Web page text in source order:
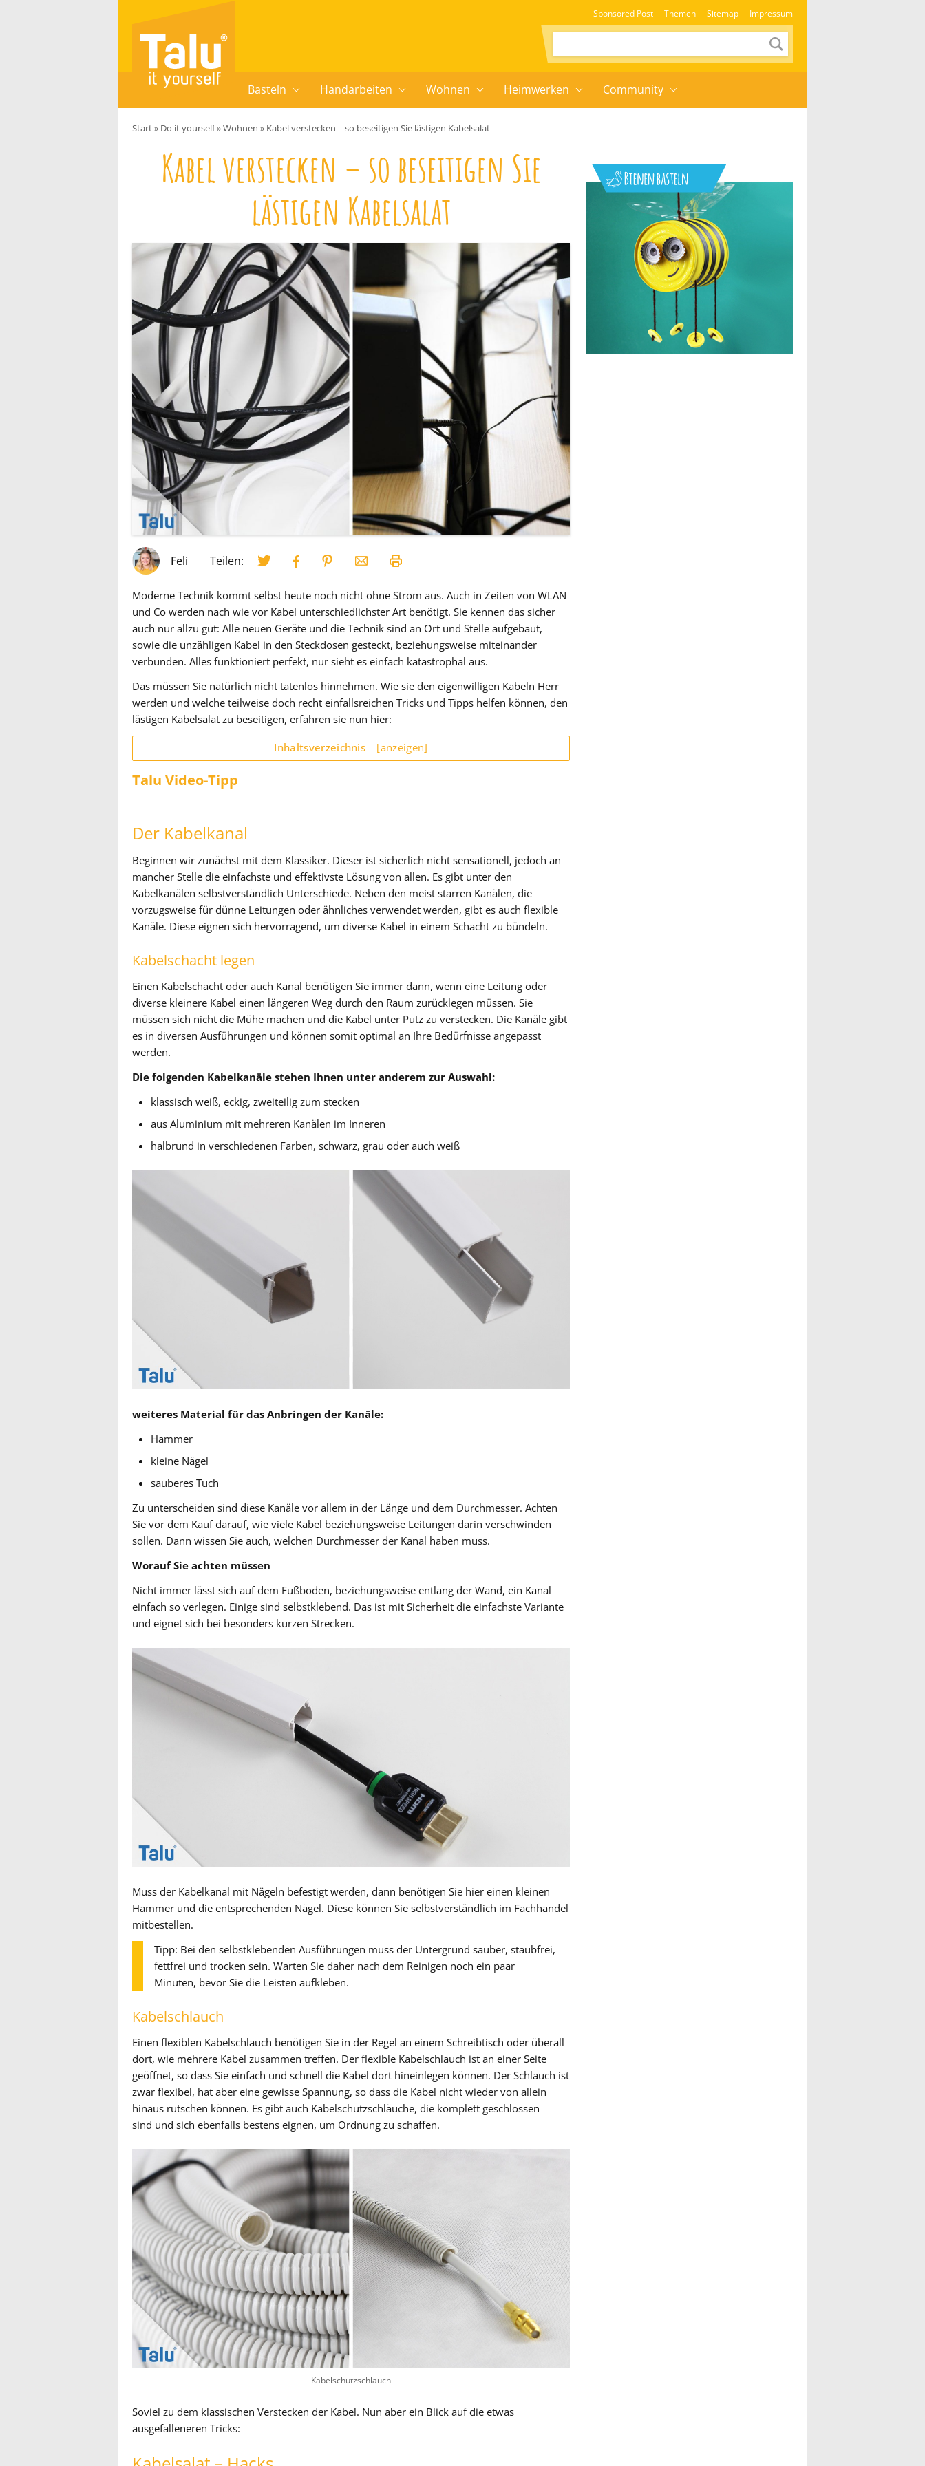
Sponsored Post Themen Sitemap Impressum
Basteln Handarbeiten Wohnen Heimwerken Community
Start» Do it yourself»Wohnen » Kabel verstecken – so beseitigen Sie lästigen Kabelsalat
Kabel verstecken – so beseitigen Sie
lästigen Kabelsalat
Feli Teilen:
Moderne Technik kommt selbst heute noch nicht ohne Strom aus. Auch in Zeiten von WLAN
und Co werden nach wie vor Kabel unterschiedlichster Art benötigt. Sie kennen das sicher
auch nur allzu gut: Alle neuen Geräte und die Technik sind an Ort und Stelle aufgebaut,
sowie die unzähligen Kabel in den Steckdosen gesteckt, beziehungsweise miteinander
verbunden. Alles funktioniert perfekt, nur sieht es einfach katastrophal aus.
Das müssen Sie natürlich nicht tatenlos hinnehmen. Wie sie den eigenwilligen Kabeln Herr
werden und welche teilweise doch recht einfallsreichen Tricks und Tipps helfen können, den
lästigen Kabelsalat zu beseitigen, erfahren sie nun hier:
Inhaltsverzeichnis [anzeigen]
Talu Video-Tipp
Der Kabelkanal
Beginnen wir zunächst mit dem Klassiker. Dieser ist sicherlich nicht sensationell, jedoch an
mancher Stelle die einfachste und effektivste Lösung von allen. Es gibt unter den
Kabelkanälen selbstverständlich Unterschiede. Neben den meist starren Kanälen, die
vorzugsweise für dünne Leitungen oder ähnliches verwendet werden, gibt es auch flexible
Kanäle. Diese eignen sich hervorragend, um diverse Kabel in einem Schacht zu bündeln.
Kabelschacht legen
Einen Kabelschacht oder auch Kanal benötigen Sie immer dann, wenn eine Leitung oder
diverse kleinere Kabel einen längeren Weg durch den Raum zurücklegen müssen. Sie
müssen sich nicht die Mühe machen und die Kabel unter Putz zu verstecken. Die Kanäle gibt
es in diversen Ausführungen und können somit optimal an Ihre Bedürfnisse angepasst
werden.
Die folgenden Kabelkanäle stehen Ihnen unter anderem zur Auswahl:
klassisch weiß, eckig, zweiteilig zum stecken
aus Aluminium mit mehreren Kanälen im Inneren
halbrund in verschiedenen Farben, schwarz, grau oder auch weiß
weiteres Material für das Anbringen der Kanäle:
Hammer
kleine Nägel
sauberes Tuch
Zu unterscheiden sind diese Kanäle vor allem in der Länge und dem Durchmesser. Achten
Sie vor dem Kauf darauf, wie viele Kabel beziehungsweise Leitungen darin verschwinden
sollen. Dann wissen Sie auch, welchen Durchmesser der Kanal haben muss.
Worauf Sie achten müssen
Nicht immer lässt sich auf dem Fußboden, beziehungsweise entlang der Wand, ein Kanal
einfach so verlegen. Einige sind selbstklebend. Das ist mit Sicherheit die einfachste Variante
und eignet sich bei besonders kurzen Strecken.
Muss der Kabelkanal mit Nägeln befestigt werden, dann benötigen Sie hier einen kleinen
Hammer und die entsprechenden Nägel. Diese können Sie selbstverständlich im Fachhandel
mitbestellen.
Tipp: Bei den selbstklebenden Ausführungen muss der Untergrund sauber, staubfrei,
fettfrei und trocken sein. Warten Sie daher nach dem Reinigen noch ein paar
Minuten, bevor Sie die Leisten aufkleben.
Kabelschlauch
Einen flexiblen Kabelschlauch benötigen Sie in der Regel an einem Schreibtisch oder überall
dort, wie mehrere Kabel zusammen treffen. Der flexible Kabelschlauch ist an einer Seite
geöffnet, so dass Sie einfach und schnell die Kabel dort hineinlegen können. Der Schlauch ist
zwar flexibel, hat aber eine gewisse Spannung, so dass die Kabel nicht wieder von allein
hinaus rutschen können. Es gibt auch Kabelschutzschläuche, die komplett geschlossen
sind und sich ebenfalls bestens eignen, um Ordnung zu schaffen.
Kabelschutzschlauch
Soviel zu dem klassischen Verstecken der Kabel. Nun aber ein Blick auf die etwas
ausgefalleneren Tricks: